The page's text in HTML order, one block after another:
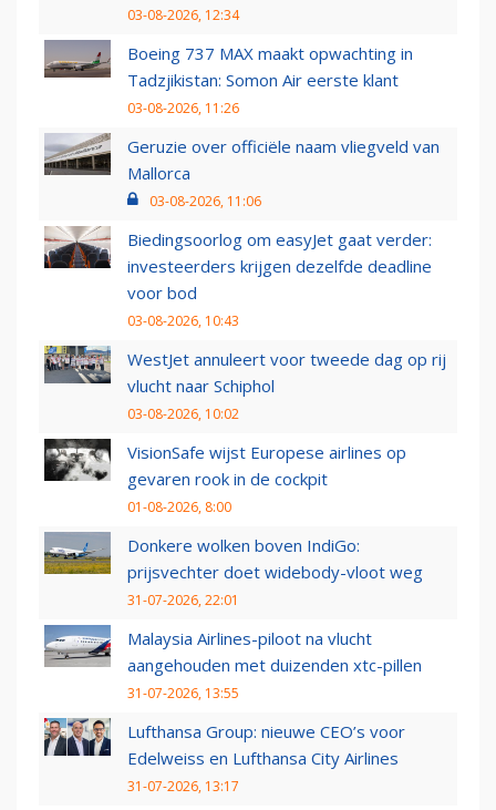
03-08-2026, 12:34
Boeing 737 MAX maakt opwachting in
Tadzjikistan: Somon Air eerste klant
03-08-2026, 11:26
Geruzie over officiële naam vliegveld van
Mallorca
03-08-2026, 11:06
Biedingsoorlog om easyJet gaat verder:
investeerders krijgen dezelfde deadline
voor bod
03-08-2026, 10:43
WestJet annuleert voor tweede dag op rij
vlucht naar Schiphol
03-08-2026, 10:02
VisionSafe wijst Europese airlines op
gevaren rook in de cockpit
01-08-2026, 8:00
Donkere wolken boven IndiGo:
prijsvechter doet widebody-vloot weg
31-07-2026, 22:01
Malaysia Airlines-piloot na vlucht
aangehouden met duizenden xtc-pillen
31-07-2026, 13:55
Lufthansa Group: nieuwe CEO’s voor
Edelweiss en Lufthansa City Airlines
31-07-2026, 13:17